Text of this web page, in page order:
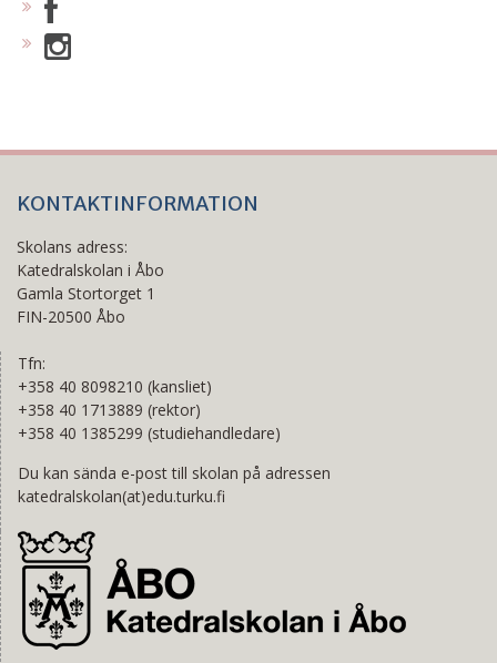
KONTAKTINFORMATION
Skolans adress:
Katedralskolan i Åbo
Gamla Stortorget 1
FIN-20500 Åbo
Tfn:
+358 40 8098210 (kansliet)
+358 40 1713889 (rektor)
+358 40 1385299 (studiehandledare)
Du kan sända e-post till skolan på adressen
katedralskolan(at)edu.turku.fi